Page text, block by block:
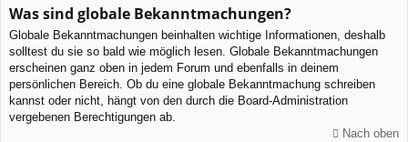
Was sind globale Bekanntmachungen?
Globale Bekanntmachungen beinhalten wichtige Informationen, deshalb
solltest du sie so bald wie möglich lesen. Globale Bekanntmachungen
erscheinen ganz oben in jedem Forum und ebenfalls in deinem
persönlichen Bereich. Ob du eine globale Bekanntmachung schreiben
kannst oder nicht, hängt von den durch die Board-Administration
vergebenen Berechtigungen ab.
Nach oben